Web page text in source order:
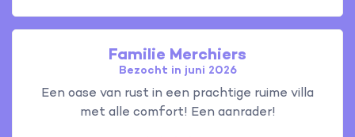
Familie Merchiers
Bezocht in juni 2026
Een oase van rust in een prachtige ruime villa
met alle comfort! Een aanrader!